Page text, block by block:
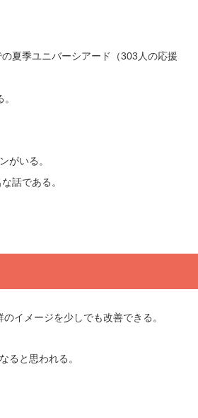
夏季ユニバーシアード（303人の応援
がいる。
話である。
イメージを少しでも改善できる。
ると思われる。